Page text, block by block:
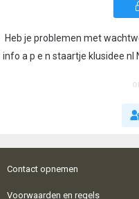
Heb je problemen met
info a p e n staartje klusidee nl
Contact opnemen
Voorwaarden en regels